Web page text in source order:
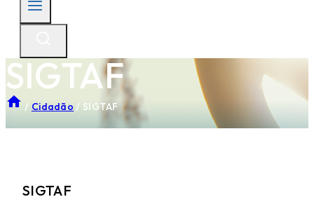
SIGTAF
/ Cidadão / SIGTAF
SIGTAF